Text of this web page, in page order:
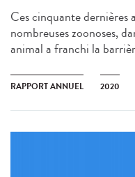
Ces cinquante dernières
nombreuses zoonoses,
animal a franchi la
RAPPORT ANNUEL 2020